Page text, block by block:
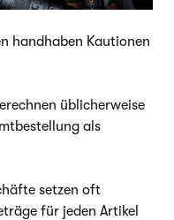
handhaben Kautionen
üblicherweise
als
setzen oft
für jeden Artikel